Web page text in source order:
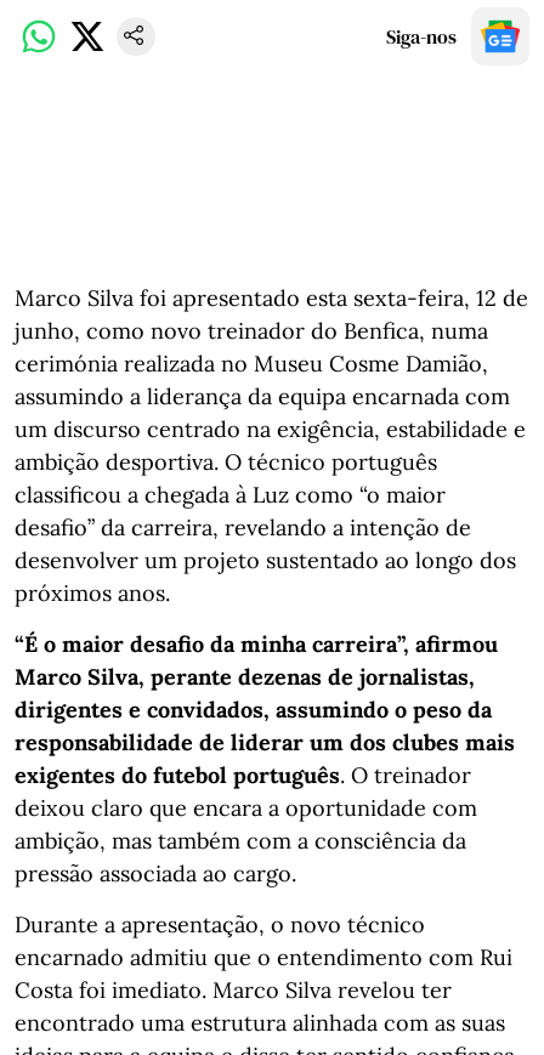
Siga-nos
Marco Silva foi apresentado esta sexta-feira, 12 de
junho, como novo treinador do Benfica, numa
cerimónia realizada no Museu Cosme Damião,
assumindo a liderança da equipa encarnada com
um discurso centrado na exigência, estabilidade e
ambição desportiva. O técnico português
classificou a chegada à Luz como “o maior
desafio” da carreira, revelando a intenção de
desenvolver um projeto sustentado ao longo dos
próximos anos.
“É o maior desafio da minha carreira”, afirmou
Marco Silva, perante dezenas de jornalistas,
dirigentes e convidados, assumindo o peso da
responsabilidade de liderar um dos clubes mais
exigentes do futebol português. O treinador
deixou claro que encara a oportunidade com
ambição, mas também com a consciência da
pressão associada ao cargo.
Durante a apresentação, o novo técnico
encarnado admitiu que o entendimento com Rui
Costa foi imediato. Marco Silva revelou ter
encontrado uma estrutura alinhada com as suas